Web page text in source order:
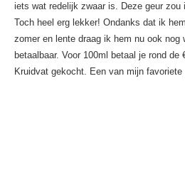
iets wat redelijk zwaar is. Deze geur
Toch heel erg lekker! Ondanks dat ik
zomer en lente draag ik hem nu ook
betaalbaar. Voor 100ml betaal je rond
Kruidvat gekocht. Een van mijn